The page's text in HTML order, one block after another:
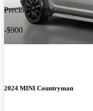
Precio reducido
-$900
2024 MINI Countryman